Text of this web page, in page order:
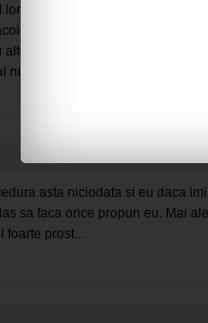
de patru luni care avea
acum nu stiau daca
boli...au stat doua sapamani
nu avea
asta niciodata si eu daca
sa faca orice propun eu. Mai
prost...